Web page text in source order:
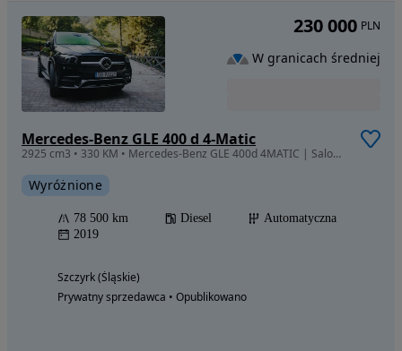
Mercedes-Benz GLE 400 d 4-Matic
2925 cm3 • 330 KM • Mercedes-Benz GLE 400d 4MATIC | Salon Polska | I właściciel | AIRMATIC
Wyróżnione
78 500 km Diesel
Automatyczna
2019
Szczyrk (Śląskie)
Prywatny sprzedawca • Opublikowano
230 000 PLN
W granicach średniej